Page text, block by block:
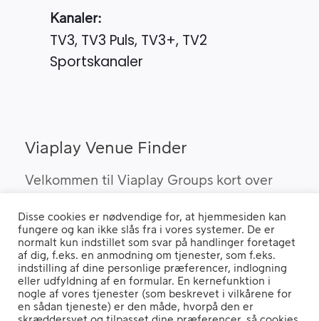
Kanaler:
TV3, TV3 Puls, TV3+, TV2
Sportskanaler
Viaplay Venue Finder
Velkommen til Viaplay Groups kort over
finde barer, pubber og hoteller, som kan
vise Viaplay’s sportsrettigheder i Danmark.
Hvis du benytter en "Ad Blocker" vil du opleve, at siden ikke fungerer
ordentligt.
Disse cookies er nødvendige for, at hjemmesiden kan
fungere og kan ikke slås fra i vores systemer. De er
normalt kun indstillet som svar på handlinger foretaget
af dig, f.eks. en anmodning om tjenester, som f.eks.
indstilling af dine personlige præferencer, indlogning
eller udfyldning af en formular. En kernefunktion i
nogle af vores tjenester (som beskrevet i vilkårene for
en sådan tjeneste) er den måde, hvorpå den er